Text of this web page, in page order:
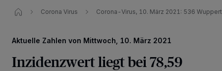
Corona Virus Corona-Virus, 10. März 2021: 536
Aktuelle Zahlen von Mittwoch, 10. März 2021
Inzidenzwert liegt bei 78,59